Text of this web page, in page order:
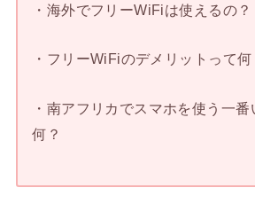
・海外でフリーWiFiは使えるの？
・フリーWiFiのデメリットって何
・南アフリカでスマホを使う一番
何？